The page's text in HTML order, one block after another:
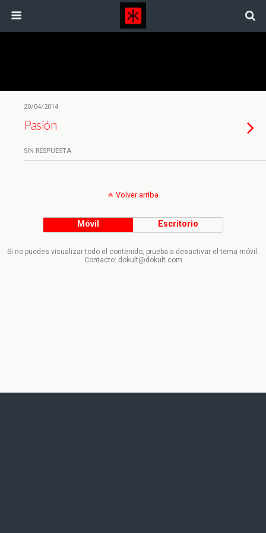
20/04/2014
Pasión
SIN RESPUESTA
Volver arriba
Móvil Escritorio
Si no puedes visualizar todo el contenido, prueba a desactivar el tema móvil.
Contacto: dokult@dokult.com